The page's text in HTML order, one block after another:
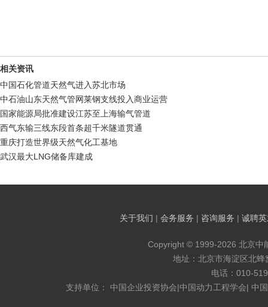
相关资讯
中国石化管道天然气进入苏北市场
中石油山东天然气管网莱钢支线投入商业运营
国家能源局批准建设江苏至上海输气管道
西气东输三线东段首条超千米隧道贯通
重庆打造世界级天然气化工基地
武汉最大LNG储备库建成
关于我们 | 会务服务 | 咨询服务 | 诚聘
Copyright © 1999-2026 北京中
地址：北京市海淀区北
电话：010-
支持单位： 中国企业投资协会|中国动力工程学会| 中